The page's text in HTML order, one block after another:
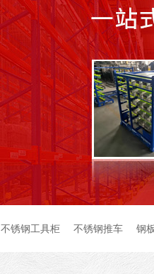
不锈钢工具柜 不锈钢推车 钢